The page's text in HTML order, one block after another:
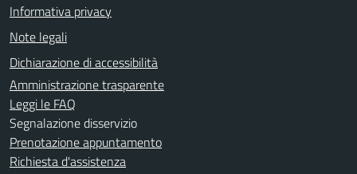
Informativa privacy
Note legali
Dichiarazione di accessibilità
Amministrazione trasparente
Leggi le FAQ
Segnalazione disservizio
Prenotazione appuntamento
Richiesta d'assistenza